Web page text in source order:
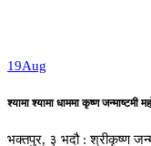
19Aug
श्यामा श्यामा धाममा कृष्ण जन्माष्टमी
भक्तपुर, ३ भदौ : श्रीकृष्ण